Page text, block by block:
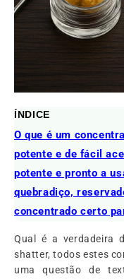
ÍNDICE
O que é um
potente e de fácil
potente e pronto a
quebradiço,
concentrado certo
Qual é a verdadeira
shatter, todos estes
uma questão de